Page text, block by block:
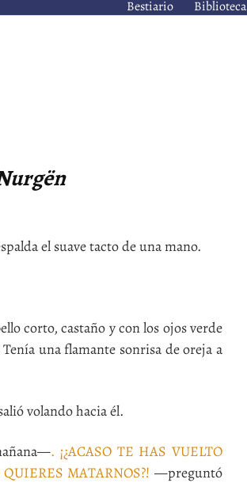
Bestiario
Biblioteca
el suave tacto de una mano.
corto, castaño y con los ojos verde
una flamante sonrisa de oreja a
volando hacia él.
. ¡¿ACASO TE HAS VUELTO
MATARNOS?! —preguntó